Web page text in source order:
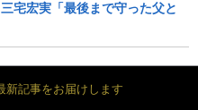
宅宏実「最後まで守った父と
新記事をお届けします